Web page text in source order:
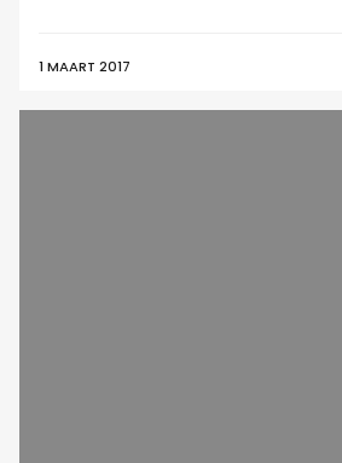
1 MAART 2017